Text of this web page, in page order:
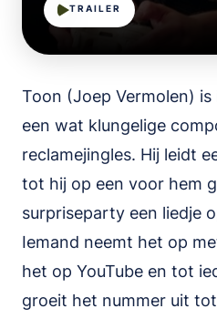
TRAILER
Toon (Joep Vermolen)
een wat klungelige
reclamejingles. Hij leidt
tot hij op een voor hem
surpriseparty een liedje
Iemand neemt het op
het op YouTube en tot
groeit het nummer uit